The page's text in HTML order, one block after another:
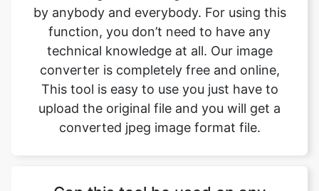
converter is completely free and online,
This tool is easy to use you just have to
upload the original file and you will get a
converted jpeg image format file.
Can this tool be used on any